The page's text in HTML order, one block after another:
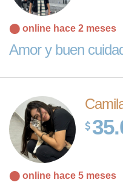
⬤ online hace 2 meses
Amor y buen
⬤ online hace 5 meses